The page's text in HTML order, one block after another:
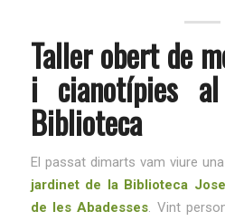
Taller obert de
i cianotípies
Biblioteca
El passat dimarts vam viure
jardinet de la Biblioteca
de les Abadesses. Vint